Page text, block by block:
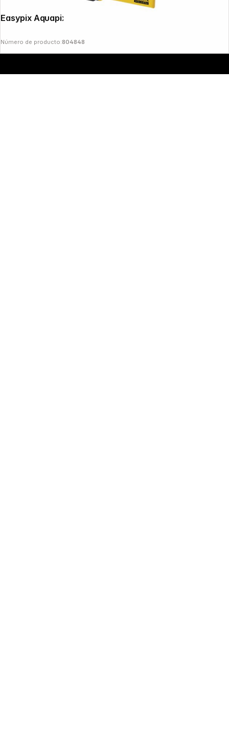
Número de producto:804848